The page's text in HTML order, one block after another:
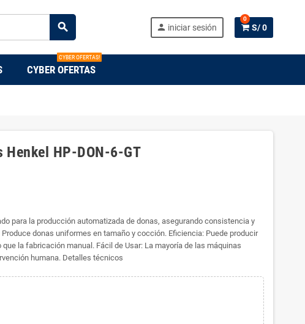
search person iniciar sesión
0
S/ 0
CYBER OFERTAS
CYBER OFERTAS!
Henkel HP-DON-6-GT
para la producción automatizada de donas, asegurando consistencia y
donas uniformes en tamaño y cocción. Eficiencia: Puede producir
la fabricación manual. Fácil de Usar: La mayoría de las máquinas
humana. Detalles técnicos